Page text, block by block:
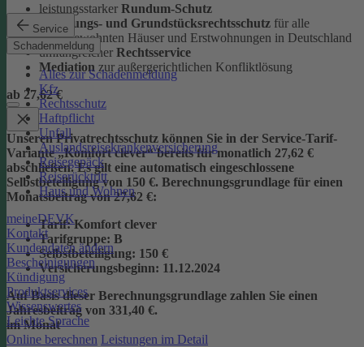
Service
Schadenmeldung
Alles zur Schadenmeldung
Kfz
Rechtsschutz
Haftpflicht
Unfall
Auslandsreisekrankenversicherung
Reisegepäck
Reiserücktritt
Haus und Wohnen
meineDEVK
Kontakt
Kundendaten ändern
Bescheinigungen
Kündigung
Produktservices
Wissenswertes
Leichte Sprache
leistungsstarker Rundum-Schutz
Wohnungs- und Grundstücksrechtsschutz für alle
selbstbewohnten Häuser und Erstwohnungen in Deutschland
umfangreicher Rechtsservice
Mediation zur außergerichtlichen Konfliktlösung
ab 27,62 €
Unseren Privatrechtsschutz können Sie in der Service-Tarif-
Variante „Komfort clever“ bereits für monatlich 27,62 €
abschließen. Es gilt eine automatisch eingeschlossene
Selbstbeteiligung von 150 €. Berechnungsgrundlage für einen
Monatsbeitrag von 27,62 €:
Tarif: Komfort clever
Tarifgruppe: B
Selbstbeteiligung: 150 €
Versicherungsbeginn: 11.12.2024
Auf Basis dieser Berechnungsgrundlage zahlen Sie einen
Jahresbeitrag von 331,40 €.
im Monat
Online berechnen Leistungen im Detail